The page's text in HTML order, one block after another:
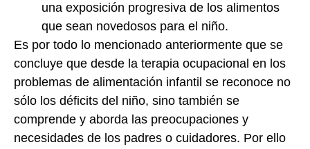
una exposición progresiva de los alimentos
que sean novedosos para el niño.
Es por todo lo mencionado anteriormente que se
concluye que desde la terapia ocupacional en los
problemas de alimentación infantil se reconoce no
sólo los déficits del niño, sino también se
comprende y aborda las preocupaciones y
necesidades de los padres o cuidadores. Por ello